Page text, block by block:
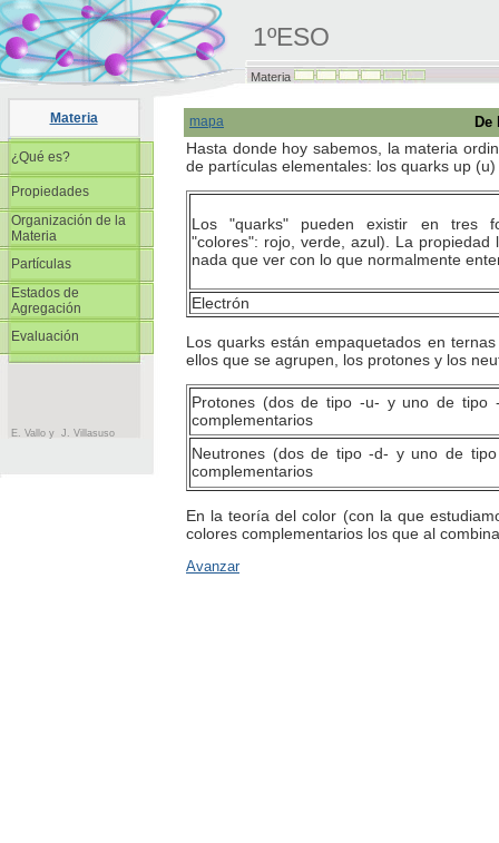
1ºESO
Materia
E. Vallo y J. Villasuso
Materia
mapa
Hasta donde hoy sabemos, la materia
de partículas elementales: los quarks up
Los "quarks" pueden existir en tres
"colores": rojo, verde, azul). La propiedad
nada que ver con lo que normalmente
Electrón
Los quarks están empaquetados en
ellos que se agrupen, los protones y los
Protones (dos de tipo -u- y uno de tipo
complementarios
Neutrones (dos de tipo -d- y uno de
complementarios
En la teoría del color (con la que
colores complementarios los que al
Avanzar
¿Qué es?
Propiedades
Volumen
Masa
Densidad
Organización de la
Materia
Atracción entre
Efectos de la
gravedad
Carga eléctrica
Partículas
De lo sencillo a lo
complejo
Elementos y
compuestos
Estados de
Agregación
Estado sólido
Estado líquido
Evaluación